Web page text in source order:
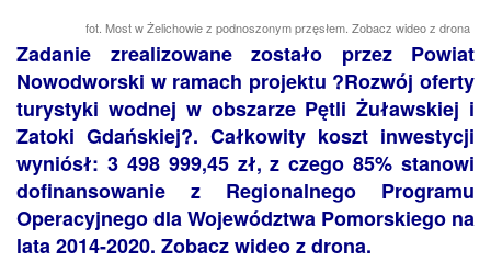
fot. Most w Żelichowie z podnoszonym przęsłem. Zobacz wideo z drona
Zadanie zrealizowane zostało przez Powiat
Nowodworski w ramach projektu ?Rozwój oferty
turystyki wodnej w obszarze Pętli Żuławskiej i
Zatoki Gdańskiej?. Całkowity koszt inwestycji
wyniósł: 3 498 999,45 zł, z czego 85% stanowi
dofinansowanie z Regionalnego Programu
Operacyjnego dla Województwa Pomorskiego na
lata 2014-2020. Zobacz wideo z drona.